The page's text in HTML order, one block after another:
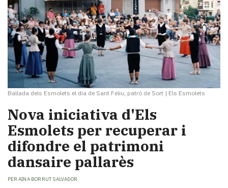
Ballada dels Esmolets el dia de Sant Feliu, patró de Sort | Els Esmolets
Nova iniciativa d'Els
Esmolets per recuperar i
difondre el patrimoni
dansaire pallarès
PER AINA BORRUT SALVADOR